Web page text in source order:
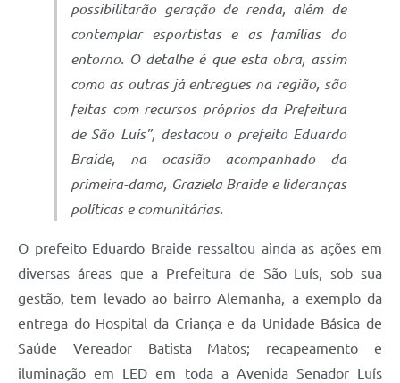
possibilitarão geração de renda, além de
contemplar esportistas e as famílias do
entorno. O detalhe é que esta obra, assim
como as outras já entregues na região, são
feitas com recursos próprios da Prefeitura
de São Luís”, destacou o prefeito Eduardo
Braide, na ocasião acompanhado da
primeira-dama, Graziela Braide e lideranças
políticas e comunitárias.
O prefeito Eduardo Braide ressaltou ainda as ações em
diversas áreas que a Prefeitura de São Luís, sob sua
gestão, tem levado ao bairro Alemanha, a exemplo da
entrega do Hospital da Criança e da Unidade Básica de
Saúde Vereador Batista Matos; recapeamento e
iluminação em LED em toda a Avenida Senador Luís